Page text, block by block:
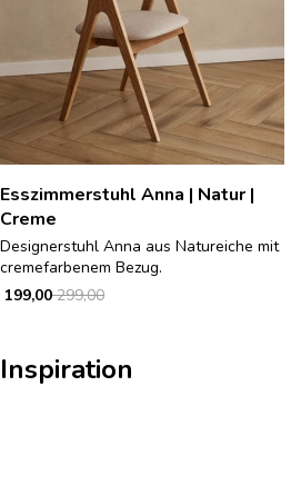
Esszimmerstuhl Anna | Natur |
Creme
Designerstuhl Anna aus Natureiche mit
cremefarbenem Bezug.
299,00
199,00
Inspiration